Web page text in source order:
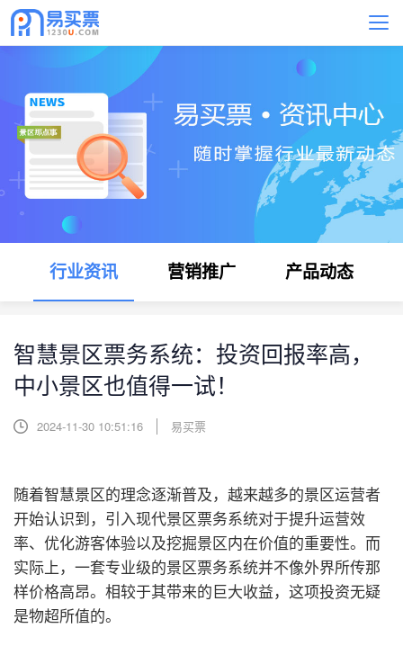
行业资讯 营销推广 产品动态
智慧景区票务系统：投资回报率高，
中小景区也值得一试！
2024-11-30 10:51:16 易买票
随着智慧景区的理念逐渐普及，越来越多的景区运营者
开始认识到，引入现代景区票务系统对于提升运营效
率、优化游客体验以及挖掘景区内在价值的重要性。而
实际上，一套专业级的景区票务系统并不像外界所传那
样价格高昂。相较于其带来的巨大收益，这项投资无疑
是物超所值的。